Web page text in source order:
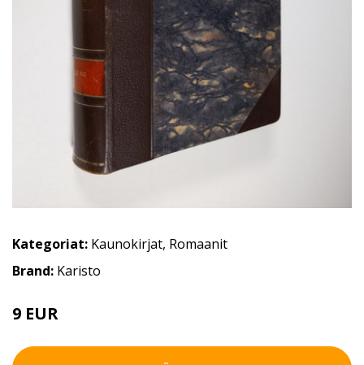
Kategoriat: Kaunokirjat, Romaanit
Brand: Karisto
9 EUR